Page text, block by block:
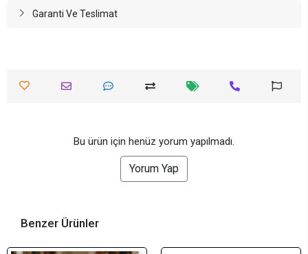
Garanti Ve Teslimat
Bu ürün için henüz yorum yapılmadı.
Yorum Yap
Benzer Ürünler